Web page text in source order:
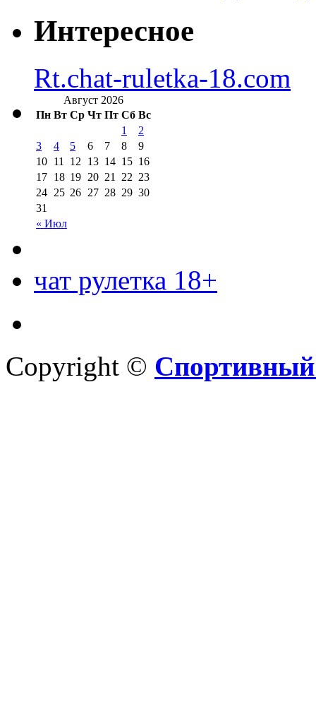
Интересное
Rt.chat-ruletka-18.com
Август 2026
Пн Вт Ср Чт Пт Сб Вс
« Июл
1
2
3
4 5 6 7 8
9
10 11 12 13 14 15 16
17 18 19 20 21 22 23
24 25 26 27 28 29 30
31
чат рулетка 18+
Copyright © Спортивный